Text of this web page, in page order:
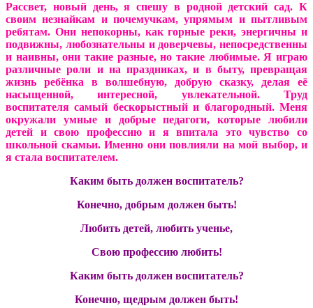
Рассвет, новый день, я спешу в родной детский сад. К
своим незнайкам и почемучкам, упрямым и пытливым
ребятам. Они непокорны, как горные реки, энергичны и
подвижны, любознательны и доверчевы, непосредственны
и наивны, они такие разные, но такие любимые. Я играю
различные роли и на праздниках, и в быту, превращая
жизнь ребёнка в волшебную, добрую сказку, делая её
насыщенной, интересной, увлекательной. Труд
воспитателя самый бескорыстный и благородный. Меня
окружали умные и добрые педагоги, которые любили
детей и свою профессию и я впитала это чувство со
школьной скамьи. Именно они повлияли на мой выбор, и
я стала воспитателем.
Каким быть должен воспитатель?
Конечно, добрым должен быть!
Любить детей, любить ученье,
Свою профессию любить!
Каким быть должен воспитатель?
Конечно, щедрым должен быть!